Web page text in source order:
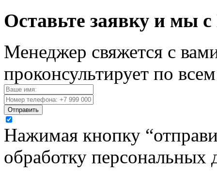
Оставьте заявку и мы
Менеджер свяжется с
проконсультирует по
Отправить
Нажимая кнопку
обработку персональных